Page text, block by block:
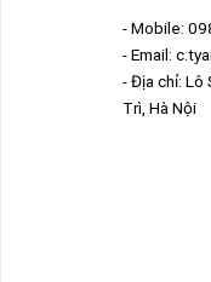
- Mobile:
- Email:
- Địa chỉ: Lô
Trì, Hà Nội